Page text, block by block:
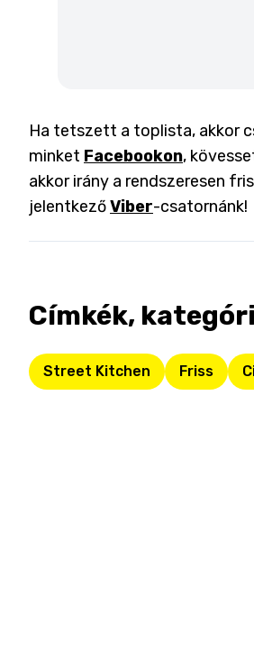
Ha tetszett a toplista, akkor
minket Facebookon,
akkor irány a rendszeresen
jelentkezőViber-csatornánk!
Címkék,
Street Kitchen Friss